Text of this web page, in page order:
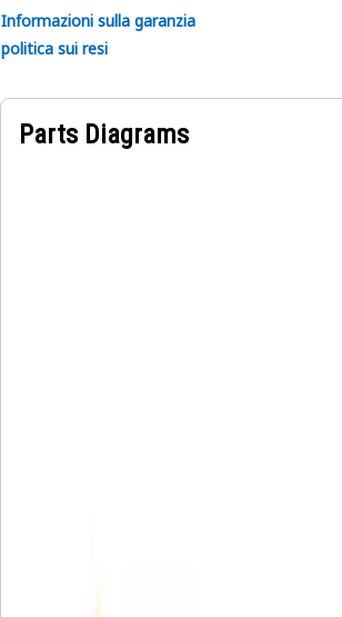
Informazioni sulla garanzia
politica sui resi
Parts Diagrams